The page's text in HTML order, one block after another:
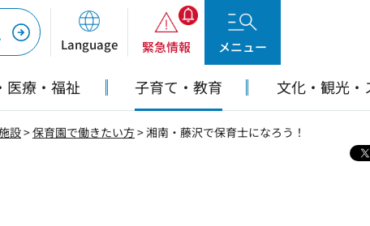
Language 緊急情報 メニュー
医療・福祉 子育て・教育 文化・観光・
設>保育園で働きたい方> 湘南・藤沢で保育士になろう！